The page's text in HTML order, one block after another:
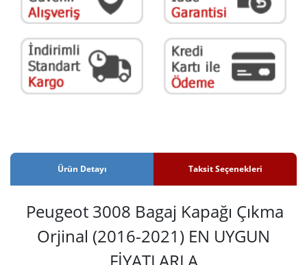
Ürün Detayı Taksit Seçenekleri
Peugeot 3008 Bagaj Kapağı Çıkma
Orjinal (2016-2021) EN UYGUN
FİYATLARLA